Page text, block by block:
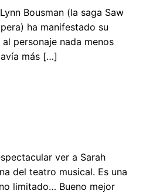
Bousman (la saga Saw
ha manifestado su
personaje nada menos
más […]
ver a Sarah
del teatro musical. Es una
limitado… Bueno mejor